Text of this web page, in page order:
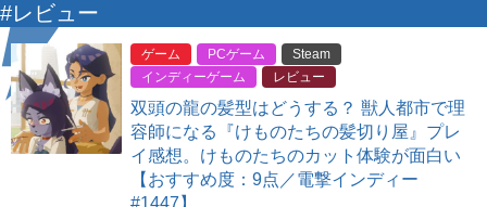
#レビュー
ゲーム PCゲーム
Steam
インディーゲーム
レビュー
双頭の龍の髪型はどうする？ 獣人都市で理
容師になる『けものたちの髪切り屋』プレ
イ感想。けものたちのカット体験が面白い
【おすすめ度：9点／電撃インディー
#1447】